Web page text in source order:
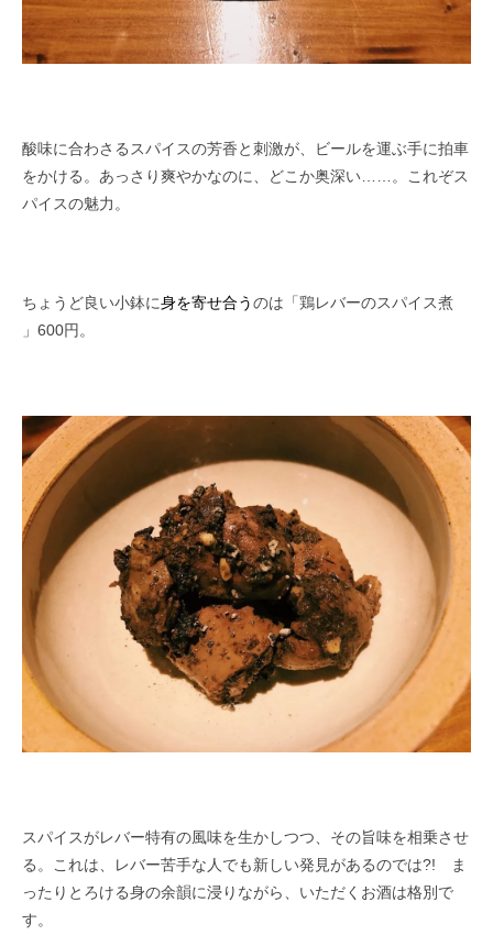
酸味に合わさるスパイスの芳香と刺激が、ビールを運ぶ手に拍車
をかける。あっさり爽やかなのに、どこか奥深い……。これぞス
パイスの魅力。
ちょうど良い小鉢に身を寄せ合うのは「鶏レバーのスパイス煮
」600円。
スパイスがレバー特有の風味を生かしつつ、その旨味を相乗させ
る。これは、レバー苦手な人でも新しい発見があるのでは?! ま
ったりとろける身の余韻に浸りながら、いただくお酒は格別で
す。